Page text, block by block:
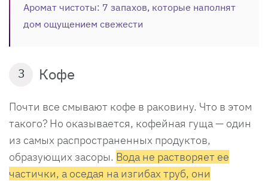
Аромат чистоты: 7 запахов, которые наполнят
дом ощущением свежести
3 Кофе
Почти все смывают кофе в раковину. Что в этом
такого? Но оказывается, кофейная гуща — один
из самых распространенных продуктов,
образующих засоры. Вода не растворяет ее
частички, а оседая на изгибах труб, они